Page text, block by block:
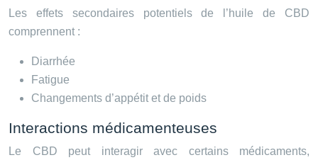
Les effets secondaires potentiels de l’huile de CBD
comprennent :
Diarrhée
Fatigue
Changements d’appétit et de poids
Interactions médicamenteuses
Le CBD peut interagir avec certains médicaments,